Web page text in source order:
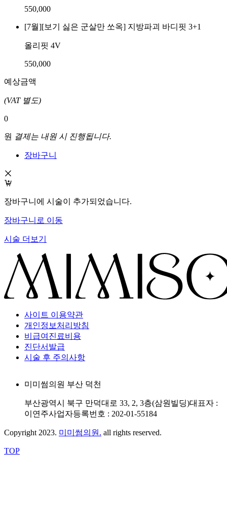
550,000
[7월][보기 싫은 군살만 쏘옥] 지방파괴 바디핏 3+1
올리핏 4V
550,000
예상금액
(VAT 별도)
0
원 결제는 내원 시 진행됩니다.
장바구니
장바구니에 시술이 추가되었습니다.
장바구니로 이동
시술 더보기
사이트 이용약관
개인정보처리방침
비급여진료비용
진단서발급
시술 후 주의사항
미미썸의원 부산 덕천
부산광역시 북구 만덕대로 33, 2, 3층(삼원빌딩)대표자 :
이연주사업자등록번호 : 202-01-55184
Copyright 2023. 미미썸의원. all rights reserved.
TOP